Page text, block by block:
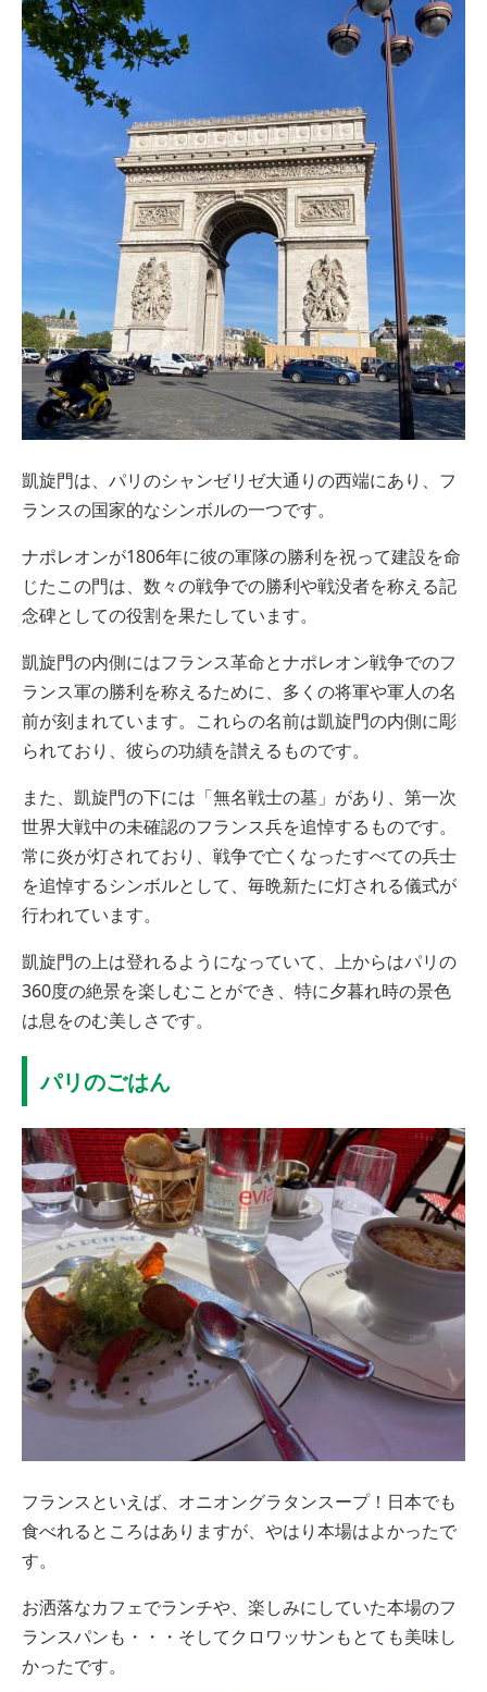
凱旋門は、パリのシャンゼリゼ大通りの西端にあり、フ
ランスの国家的なシンボルの一つです。
ナポレオンが1806年に彼の軍隊の勝利を祝って建設を命
じたこの門は、数々の戦争での勝利や戦没者を称える記
念碑としての役割を果たしています。
凱旋門の内側にはフランス革命とナポレオン戦争でのフ
ランス軍の勝利を称えるために、多くの将軍や軍人の名
前が刻まれています。これらの名前は凱旋門の内側に彫
られており、彼らの功績を讃えるものです。
また、凱旋門の下には「無名戦士の墓」があり、第一次
世界大戦中の未確認のフランス兵を追悼するものです。
常に炎が灯されており、戦争で亡くなったすべての兵士
を追悼するシンボルとして、毎晩新たに灯される儀式が
行われています。
凱旋門の上は登れるようになっていて、上からはパリの
360度の絶景を楽しむことができ、特に夕暮れ時の景色
は息をのむ美しさです。
パリのごはん
フランスといえば、オニオングラタンスープ！日本でも
食べれるところはありますが、やはり本場はよかったで
す。
お洒落なカフェでランチや、楽しみにしていた本場のフ
ランスパンも・・・そしてクロワッサンもとても美味し
かったです。